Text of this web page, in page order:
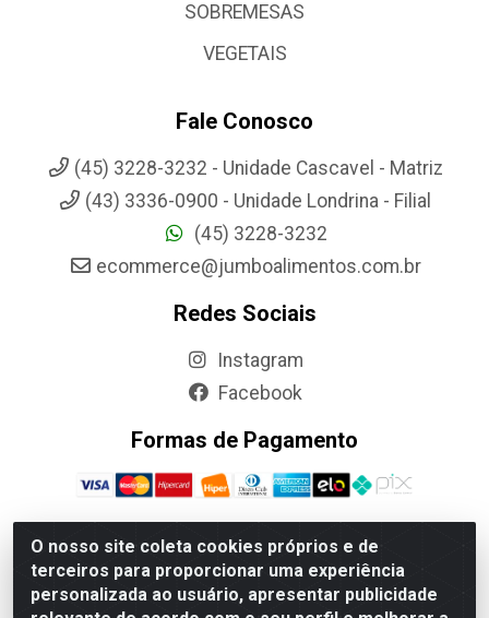
O nosso site coleta cookies próprios e de
terceiros para proporcionar uma experiência
personalizada ao usuário, apresentar publicidade
SOBREMESAS
VEGETAIS
Fale Conosco
(45) 3228-3232 - Unidade Cascavel - Matriz
(43) 3336-0900 - Unidade Londrina - Filial
(45) 3228-3232
ecommerce@jumboalimentos.com.br
Redes Sociais
Instagram
Facebook
Formas de Pagamento
Jumbo Alimentos Cascavel - Matriz - Rua Itatiba Do Sul, 161 -
Santos Dumont, Cascavel-PR - CEP 85804-700- CNPJ